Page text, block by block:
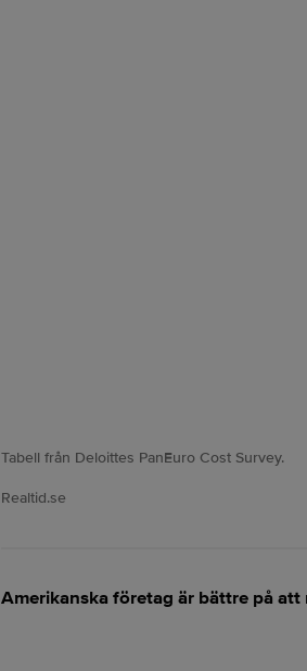
Tabell från Deloittes PanEuro Cost Survey.
Realtid.se
Amerikanska företag är bättre på